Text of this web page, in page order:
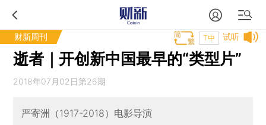
财新周刊 试听
T中
逝者｜开创新中国最早的“类型片”
2018年07月02日第26期
严寄洲（1917-2018）电影导演